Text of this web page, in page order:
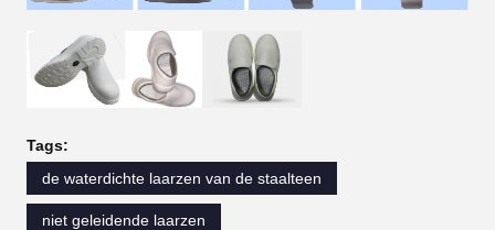
Tags:
de waterdichte laarzen van de staalteen
niet geleidende laarzen